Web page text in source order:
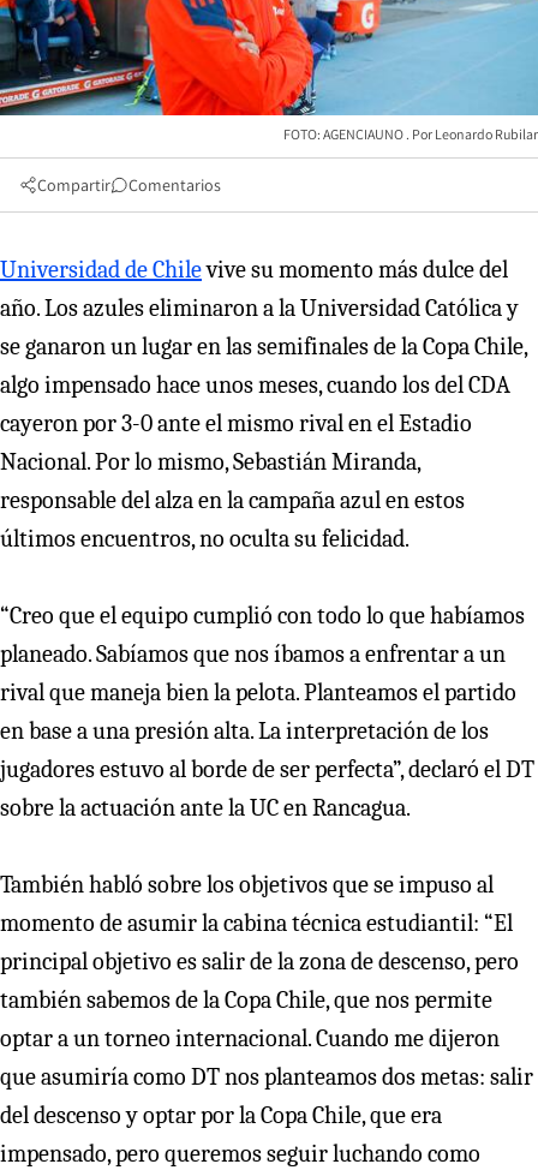
FOTO: AGENCIAUNO Leonardo Rubilar
Compartir Comentarios
Universidad de Chilevive su momento más dulce del
año. Los azules eliminaron a la Universidad Católica y
se ganaron un lugar en las semifinales de la Copa Chile,
algo impensado hace unos meses, cuando los del CDA
cayeron por 3-0 ante el mismo rival en el Estadio
Nacional. Por lo mismo, Sebastián Miranda,
responsable del alza en la campaña azul en estos
últimos encuentros, no oculta su felicidad.
“Creo que el equipo cumplió con todo lo que habíamos
planeado. Sabíamos que nos íbamos a enfrentar a un
rival que maneja bien la pelota. Planteamos el partido
en base a una presión alta. La interpretación de los
jugadores estuvo al borde de ser perfecta”, declaró el DT
sobre la actuación ante la UC en Rancagua.
También habló sobre los objetivos que se impuso al
momento de asumir la cabina técnica estudiantil: “El
principal objetivo es salir de la zona de descenso, pero
también sabemos de la Copa Chile, que nos permite
optar a un torneo internacional. Cuando me dijeron
que asumiría como DT nos planteamos dos metas: salir
del descenso y optar por la Copa Chile, que era
impensado, pero queremos seguir luchando como